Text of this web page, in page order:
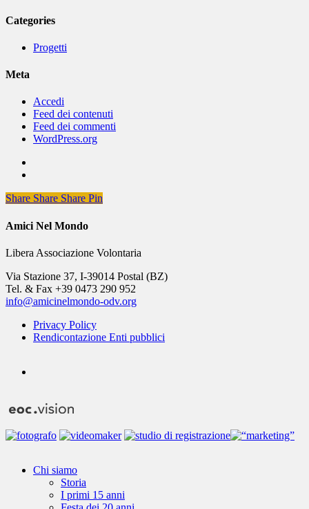
Categories
Progetti
Meta
Accedi
Feed dei contenuti
Feed dei commenti
WordPress.org
Share
Share Share Share Pin
Amici Nel Mondo
Libera Associazione Volontaria
Via Stazione 37, I-39014 Postal (BZ)
Tel. & Fax +39 0473 290 952
info@amicinelmondo-odv.org
Privacy Policy
Rendicontazione Enti pubblici
Close
Chi siamo
Storia
I primi 15 anni